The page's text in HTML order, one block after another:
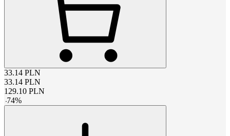
33.14 PLN
33.14 PLN
129.10 PLN
-74%